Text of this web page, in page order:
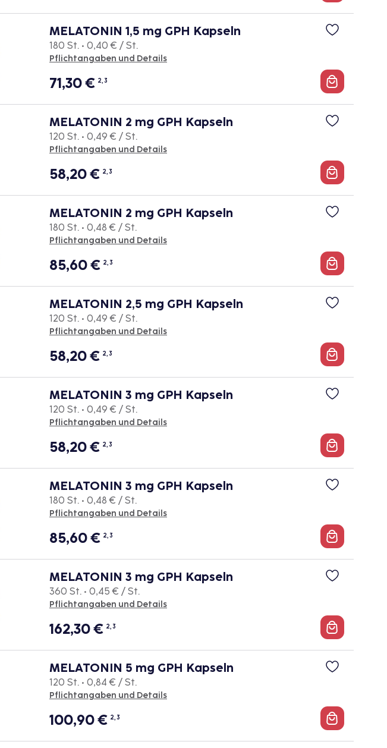
MELATONIN 1,5 mg GPH Kapseln
180 St. • 0,40 € / St.
Pflichtangaben und Details
71,30€ 2, 3
MELATONIN 2 mg GPH Kapseln
120 St. • 0,49 € / St.
Pflichtangaben und Details
58,20€ 2, 3
MELATONIN 2 mg GPH Kapseln
180 St. • 0,48 € / St.
Pflichtangaben und Details
85,60€ 2, 3
MELATONIN 2,5 mg GPH Kapseln
120 St. • 0,49 € / St.
Pflichtangaben und Details
58,20€ 2, 3
MELATONIN 3 mg GPH Kapseln
120 St. • 0,49 € / St.
Pflichtangaben und Details
58,20€ 2, 3
MELATONIN 3 mg GPH Kapseln
180 St. • 0,48 € / St.
Pflichtangaben und Details
85,60€ 2, 3
MELATONIN 3 mg GPH Kapseln
360 St. • 0,45 € / St.
Pflichtangaben und Details
162,30€ 2, 3
MELATONIN 5 mg GPH Kapseln
120 St. • 0,84 € / St.
Pflichtangaben und Details
100,90€ 2, 3